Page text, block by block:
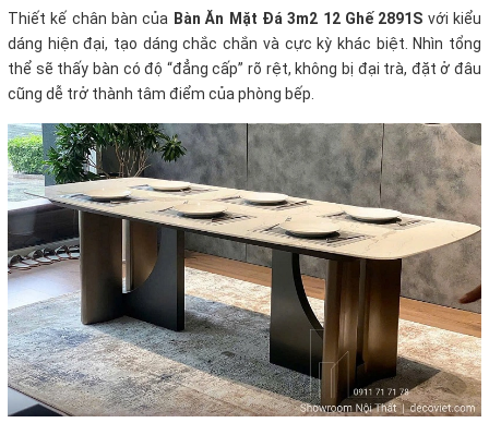
Thiết kế chân bàn của Bàn Ăn Mặt Đá 3m2 12 Ghế 2891S với kiểu
dáng hiện đại, tạo dáng chắc chắn và cực kỳ khác biệt. Nhìn tổng
thể sẽ thấy bàn có độ “đẳng cấp” rõ rệt, không bị đại trà, đặt ở đâu
cũng dễ trở thành tâm điểm của phòng bếp.